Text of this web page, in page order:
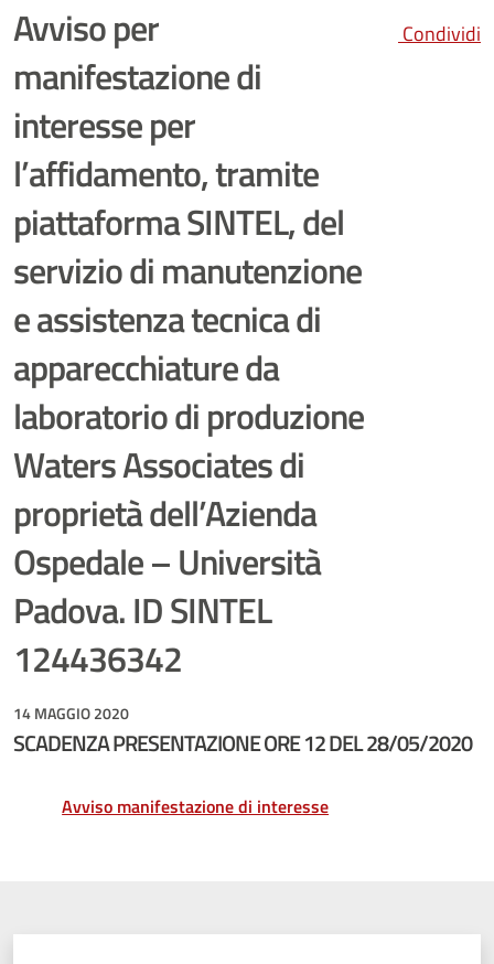
Avviso per
manifestazione di
interesse per
l’affidamento, tramite
piattaforma SINTEL, del
servizio di manutenzione
e assistenza tecnica di
apparecchiature da
laboratorio di produzione
Waters Associates di
proprietà dell’Azienda
Ospedale – Università
Padova. ID SINTEL
124436342
Condividi
14 MAGGIO 2020
SCADENZA PRESENTAZIONE ORE 12 DEL 28/05/2020
Avviso manifestazione di interesse